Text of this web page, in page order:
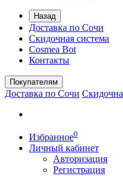
Назад
Доставка по Сочи
Скидочная система
Cosmea Bot
Контакты
Покупателям
Доставка по Сочи
Избранное0
Личный кабинет
Авторизация
Регистрация